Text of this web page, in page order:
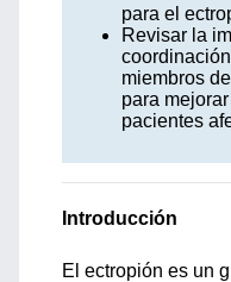
para el
Revisar la
miembros
para
pacientes
Introducción
El ectropión es un